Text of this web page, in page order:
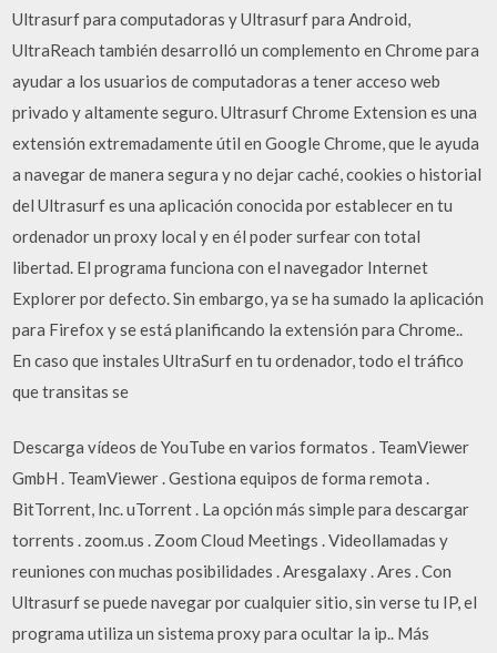
Ultrasurf para computadoras y Ultrasurf para Android,
UltraReach también desarrolló un complemento en Chrome para
ayudar a los usuarios de computadoras a tener acceso web
privado y altamente seguro. Ultrasurf Chrome Extension es una
extensión extremadamente útil en Google Chrome, que le ayuda
a navegar de manera segura y no dejar caché, cookies o historial
del Ultrasurf es una aplicación conocida por establecer en tu
ordenador un proxy local y en él poder surfear con total
libertad. El programa funciona con el navegador Internet
Explorer por defecto. Sin embargo, ya se ha sumado la aplicación
para Firefox y se está planificando la extensión para Chrome..
En caso que instales UltraSurf en tu ordenador, todo el tráfico
que transitas se
Descarga vídeos de YouTube en varios formatos . TeamViewer
GmbH . TeamViewer . Gestiona equipos de forma remota .
BitTorrent, Inc. uTorrent . La opción más simple para descargar
torrents . zoom.us . Zoom Cloud Meetings . Videollamadas y
reuniones con muchas posibilidades . Aresgalaxy . Ares . Con
Ultrasurf se puede navegar por cualquier sitio, sin verse tu IP, el
programa utiliza un sistema proxy para ocultar la ip.. Más